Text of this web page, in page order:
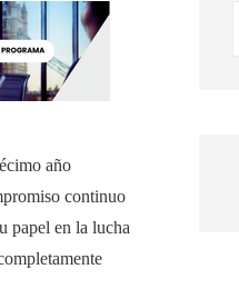
año
continuo
papel en la lucha